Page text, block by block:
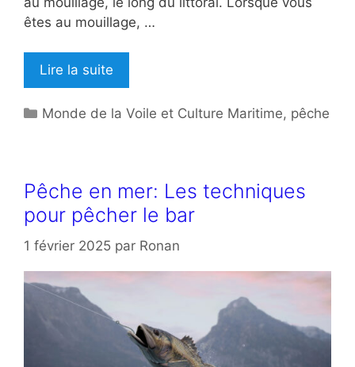
êtes au mouillage, …
Lire la suite
Catégories
Monde de la Voile et Culture Maritime, pêche
Pêche en mer: Les techniques
pour pêcher le bar
1 février 2025 par Ronan